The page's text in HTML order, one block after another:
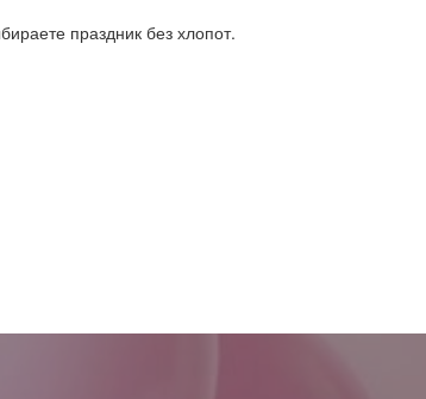
праздник без хлопот.